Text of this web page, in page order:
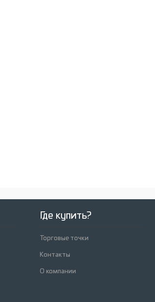
Где купить?
Торговые точки
Контакты
О компании